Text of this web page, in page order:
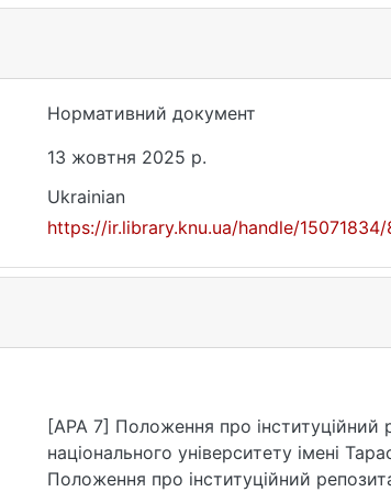
Нормативний документ
13 жовтня 2025 р.
Ukrainian
https://ir.library.knu.ua/handle/
[APA 7] Положення про інституційний
національного університету імені
Положення про інституційний